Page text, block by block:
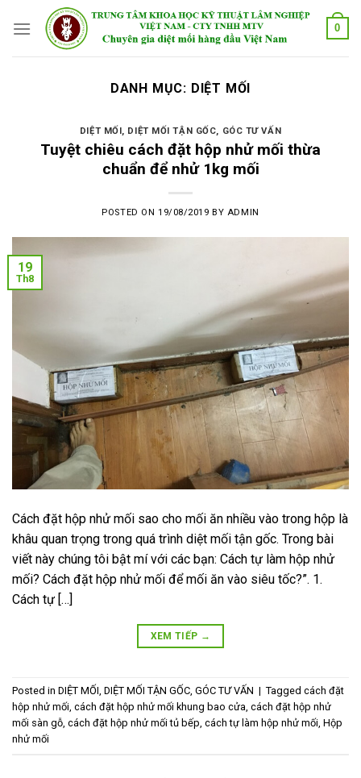
0
DANH MỤC: DIỆT MỐI
DIỆT MỐI, DIỆT MỐI TẬN GỐC, GÓC TƯ VẤN
Tuyệt chiêu cách đặt hộp nhử mối thừa
chuẩn để nhử 1kg mối
POSTED ON 19/08/2019 BY ADMIN
19
Th8
Cách đặt hộp nhử mối sao cho mối ăn nhiều vào trong hộp là
khâu quan trọng trong quá trình diệt mối tận gốc. Trong bài
viết này chúng tôi bật mí với các bạn: Cách tự làm hộp nhử
mối? Cách đặt hộp nhử mối để mối ăn vào siêu tốc?”. 1.
Cách tự […]
XEM TIẾP →
Posted in DIỆT MỐI, DIỆT MỐI TẬN GỐC, GÓC TƯ VẤN | Tagged cách đặt
hộp nhử mối, cách đặt hộp nhử mối khung bao cửa, cách đặt hộp nhử
mối sàn gỗ, cách đặt hộp nhử mối tủ bếp, cách tự làm hộp nhử mối, Hộp
nhử mối